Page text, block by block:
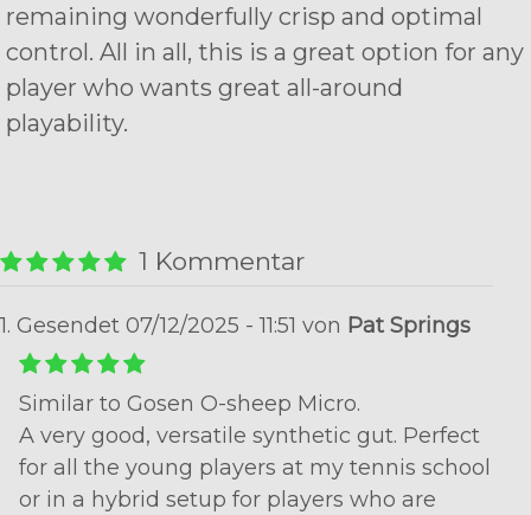
remaining wonderfully crisp and optimal
control. All in all, this is a great option for any
player who wants great all-around
playability.
1 Kommentar
1. Gesendet 07/12/2025 - 11:51 von Pat Springs
Similar to Gosen O-sheep Micro.
A very good, versatile synthetic gut. Perfect
for all the young players at my tennis school
or in a hybrid setup for players who are